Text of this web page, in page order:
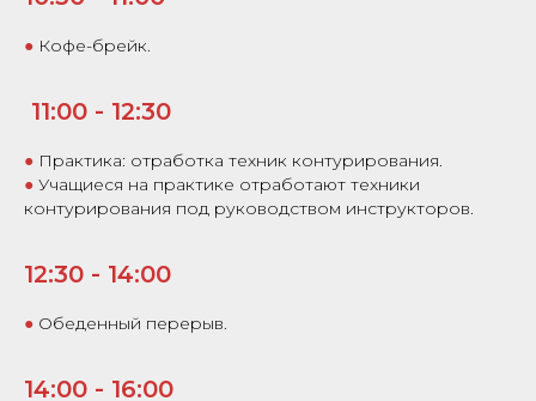
● Кофе-брейк.
11:00 - 12:30
● Практика: отработка техник контурирования.
● Учащиеся на практике отработают техники
контурирования под руководством инструкторов.
12:30 - 14:00
● Обеденный перерыв.
14:00 - 16:00